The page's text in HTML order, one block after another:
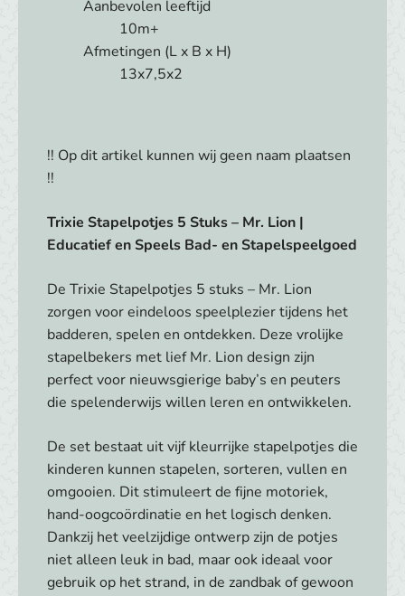
Aanbevolen leeftijd
10m+
Afmetingen (L x B x H)
13x7,5x2
!! Op dit artikel kunnen wij geen naam plaatsen
!!
Trixie Stapelpotjes 5 Stuks – Mr. Lion |
Educatief en Speels Bad- en Stapelspeelgoed
De Trixie Stapelpotjes 5 stuks – Mr. Lion
zorgen voor eindeloos speelplezier tijdens het
badderen, spelen en ontdekken. Deze vrolijke
stapelbekers met lief Mr. Lion design zijn
perfect voor nieuwsgierige baby’s en peuters
die spelenderwijs willen leren en ontwikkelen.
De set bestaat uit vijf kleurrijke stapelpotjes die
kinderen kunnen stapelen, sorteren, vullen en
omgooien. Dit stimuleert de fijne motoriek,
hand-oogcoördinatie en het logisch denken.
Dankzij het veelzijdige ontwerp zijn de potjes
niet alleen leuk in bad, maar ook ideaal voor
gebruik op het strand, in de zandbak of gewoon